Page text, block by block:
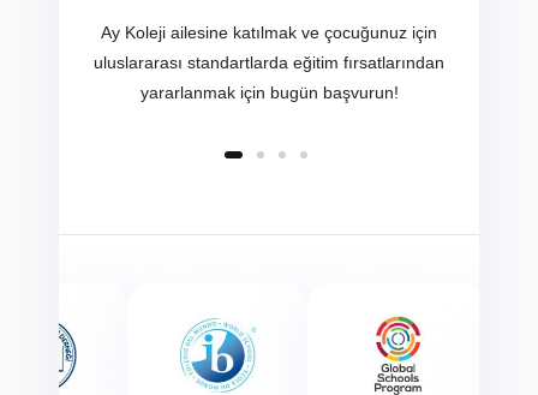
Ay Koleji ailesine katılmak ve çocuğunuz için
uluslararası standartlarda eğitim fırsatlarından
yararlanmak için bugün başvurun!